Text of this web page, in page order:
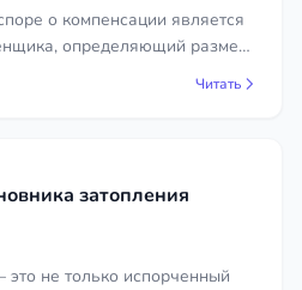
о компенсации является
определяющий размер
экспертизы в разных
к разным выводам.
Читать
затопления
не только испорченный